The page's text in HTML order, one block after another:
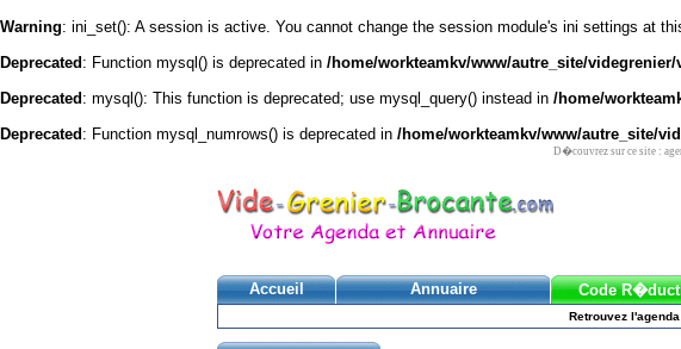
Warning: ini_set(): A session is active. You cannot change the session module's ini settings at
Deprecated : Function mysql() is deprecated in /home/workteamkv/www/autre_site/
Deprecated : mysql(): This function is deprecated; use mysql_query() instead in /home/
Deprecated : Function mysql_numrows() is deprecated in /home/workteamkv/www/autre_site/
D�couvrez sur ce site :
Accueil Annuaire Code
Retrouvez